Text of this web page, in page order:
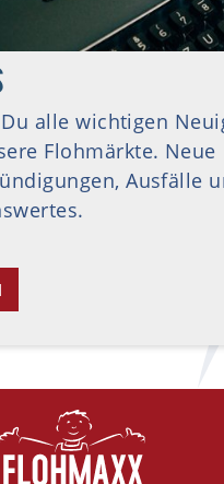
alle wichtigen
Flohmärkte. Neue
Ausfälle